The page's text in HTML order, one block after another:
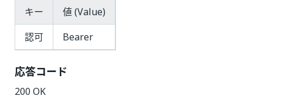
キー
値 (Value)
認可
Bearer
応答コード
200 OK